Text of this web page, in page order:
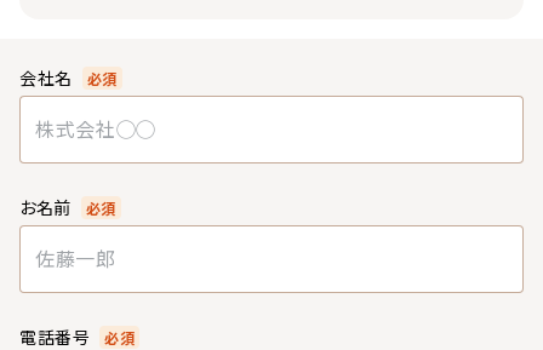
会社名 必須
お名前 必須
電話番号 必須